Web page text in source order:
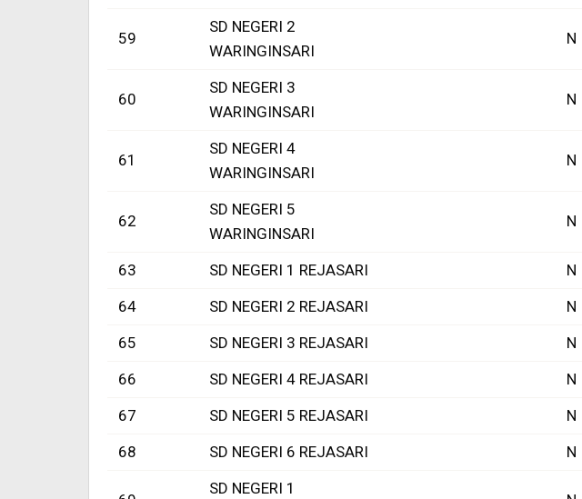
59
SD NEGERI 2
WARINGINSARI
N
60
SD NEGERI 3
WARINGINSARI
N
61
SD NEGERI 4
WARINGINSARI
N
62
SD NEGERI 5
WARINGINSARI
N
63 SD NEGERI 1 REJASARI N
64
SD NEGERI 2 REJASARI N
65
SD NEGERI 3 REJASARI N
66
SD NEGERI 4 REJASARI N
67
SD NEGERI 5 REJASARI N
68
SD NEGERI 6 REJASARI N
SD NEGERI 1